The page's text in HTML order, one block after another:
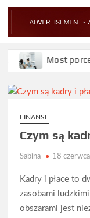
Most
FINANSE
Czym są
Sabina 18
Kadry i płace to
zasobami
obszarami jest